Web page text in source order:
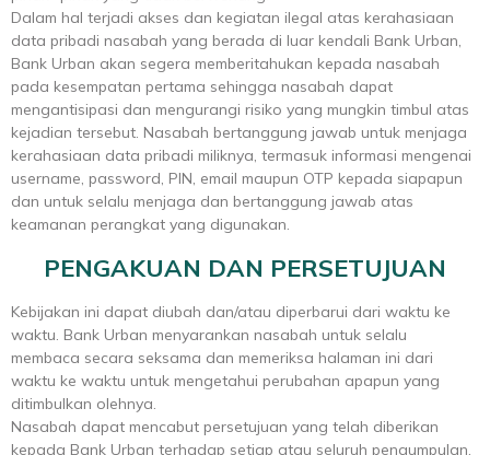
Dalam hal terjadi akses dan kegiatan ilegal atas kerahasiaan
data pribadi nasabah yang berada di luar kendali Bank Urban,
Bank Urban akan segera memberitahukan kepada nasabah
pada kesempatan pertama sehingga nasabah dapat
mengantisipasi dan mengurangi risiko yang mungkin timbul atas
kejadian tersebut. Nasabah bertanggung jawab untuk menjaga
kerahasiaan data pribadi miliknya, termasuk informasi mengenai
username, password, PIN, email maupun OTP kepada siapapun
dan untuk selalu menjaga dan bertanggung jawab atas
keamanan perangkat yang digunakan.
PENGAKUAN DAN PERSETUJUAN
Kebijakan ini dapat diubah dan/atau diperbarui dari waktu ke
waktu. Bank Urban menyarankan nasabah untuk selalu
membaca secara seksama dan memeriksa halaman ini dari
waktu ke waktu untuk mengetahui perubahan apapun yang
ditimbulkan olehnya.
Nasabah dapat mencabut persetujuan yang telah diberikan
kepada Bank Urban terhadap setiap atau seluruh pengumpulan,